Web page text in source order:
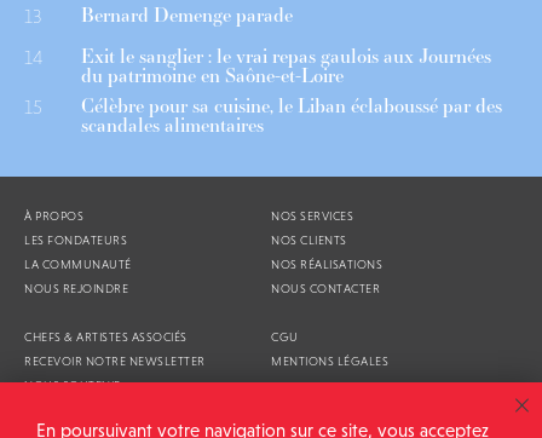
13 Bernard Demenge parade
14 Exit le sanglier : le vrai repas gaulois aux Journées
du patrimoine en Saône-et-Loire
15 Célèbre pour sa cuisine, le Liban éclaboussé par des
scandales alimentaires
À PROPOS
LES FONDATEURS
LA COMMUNAUTÉ
NOUS REJOINDRE
NOS SERVICES
NOS CLIENTS
NOS RÉALISATIONS
NOUS CONTACTER
CHEFS & ARTISTES ASSOCIÉS
RECEVOIR NOTRE NEWSLETTER
NOUS SOUTENIR
CGU
MENTIONS LÉGALES
En poursuivant votre navigation sur ce site, vous acceptez